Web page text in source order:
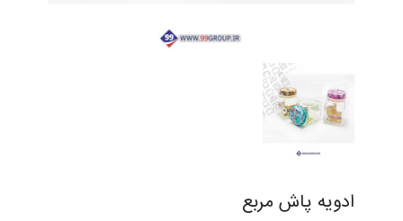
ادويه پاش مربع